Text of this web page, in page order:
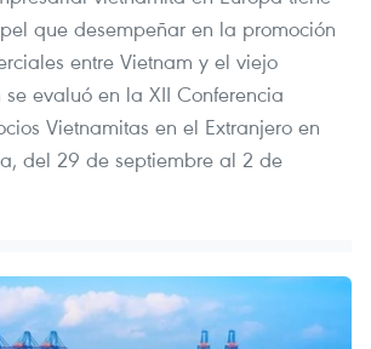
que desempeñar en la promoción
entre Vietnam y el viejo
se evaluó en la XII Conferencia
Vietnamitas en el Extranjero en
del 29 de septiembre al 2 de